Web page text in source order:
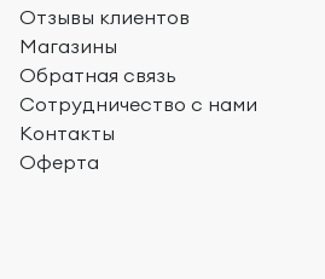
Отзывы клиентов
Магазины
Обратная связь
Сотрудничество с нами
Контакты
Оферта